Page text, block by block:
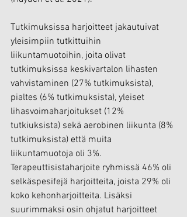
Tutkimuksissa harjoitteet jakautuivat
yleisimpiin tutkittuihin
liikuntamuotoihin, joita olivat
tutkimuksissa keskivartalon lihasten
vahvistaminen (27% tutkimuksista),
pialtes (6% tutkimuksista), yleiset
lihasvoimaharjoitukset (12%
tutkiuksista) sekä aerobinen liikunta (8%
tutkimuksista) että muita
liikuntamuotoja oli 3%.
Terapeuttisistaharjoite ryhmissä 46% oli
selkäspesifejä harjoitteita, joista 29% oli
koko kehonharjoitteita. Lisäksi
suurimmaksi osin ohjatut harjoitteet